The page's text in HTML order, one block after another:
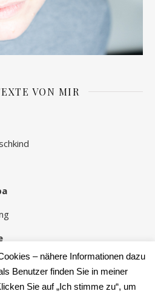
VON MIR
– nähere Informationen dazu
Benutzer finden Sie in meiner
Sie auf „Ich stimme zu“, um